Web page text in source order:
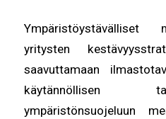
Ympäristöystävälliset
yritysten
saavuttamaan
käytännöllisen
ympäristönsuojeluun